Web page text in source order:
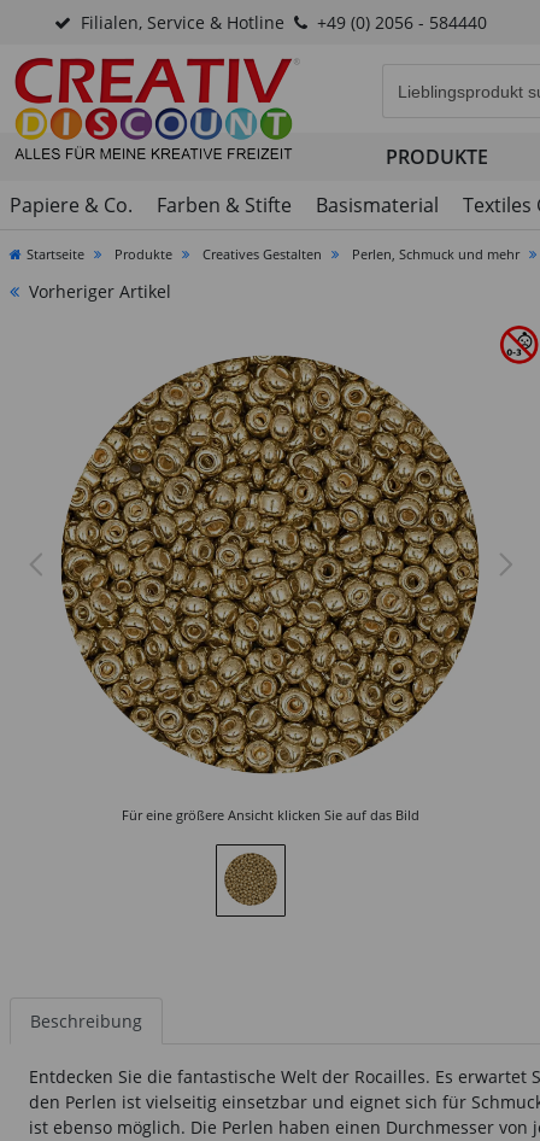
Filialen, Service & Hotline +49 (0) 2056 - 584440
PRODUKTE
Papiere & Co.
Farben & Stifte Basismaterial Textiles
Startseite Produkte Creatives Gestalten Perlen, Schmuck und mehr
Vorheriger Artikel
Für eine größere Ansicht klicken Sie auf das Bild
Beschreibung
Entdecken Sie die fantastische Welt der Rocailles. Es
den Perlen ist vielseitig einsetzbar und eignet sich für
ist ebenso möglich. Die Perlen haben einen Durchmesser von